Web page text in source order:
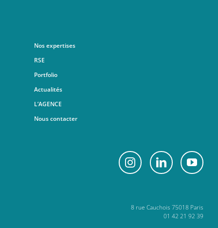
Nos expertises
RSE
Portfolio
Actualités
L’AGENCE
Nous contacter
8 rue Cauchois 75018 Paris
01 42 21 92 39